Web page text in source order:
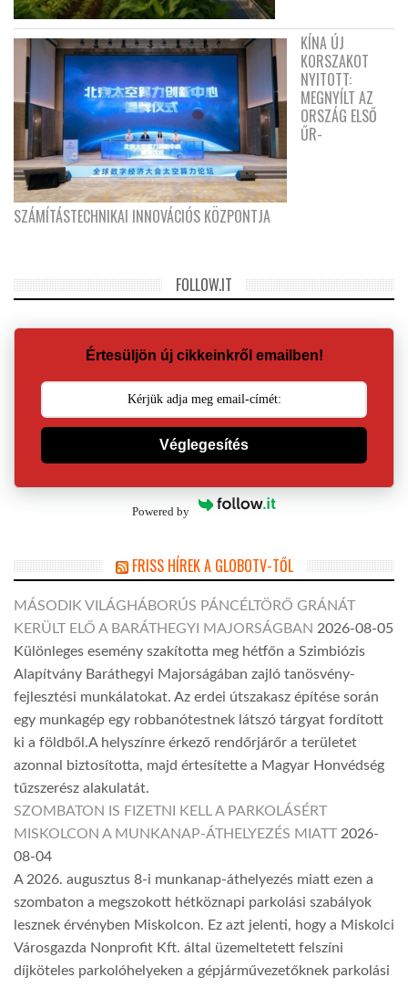
KÍNA ÚJ
KORSZAKOT
NYITOTT:
MEGNYÍLT AZ
ORSZÁG ELSŐ
ŰR-
SZÁMÍTÁSTECHNIKAI INNOVÁCIÓS KÖZPONTJA
FOLLOW.IT
Értesüljön új cikkeinkről emailben!
Véglegesítés
Powered by
FRISS HÍREK A GLOBOTV-TŐL
MÁSODIK VILÁGHÁBORÚS PÁNCÉLTÖRŐ GRÁNÁT
KERÜLT ELŐ A BARÁTHEGYI MAJORSÁGBAN 2026-08-05
Különleges esemény szakította meg hétfőn a Szimbiózis
Alapítvány Baráthegyi Majorságában zajló tanösvény-
fejlesztési munkálatokat. Az erdei útszakasz építése során
egy munkagép egy robbanótestnek látszó tárgyat fordított
ki a földből.A helyszínre érkező rendőrjárőr a területet
azonnal biztosította, majd értesítette a Magyar Honvédség
tűzszerész alakulatát.
SZOMBATON IS FIZETNI KELL A PARKOLÁSÉRT
MISKOLCON A MUNKANAP-ÁTHELYEZÉS MIATT 2026-
08-04
A 2026. augusztus 8-i munkanap-áthelyezés miatt ezen a
szombaton a megszokott hétköznapi parkolási szabályok
lesznek érvényben Miskolcon. Ez azt jelenti, hogy a Miskolci
Városgazda Nonprofit Kft. által üzemeltetett felszíni
díjköteles parkolóhelyeken a gépjárművezetőknek parkolási